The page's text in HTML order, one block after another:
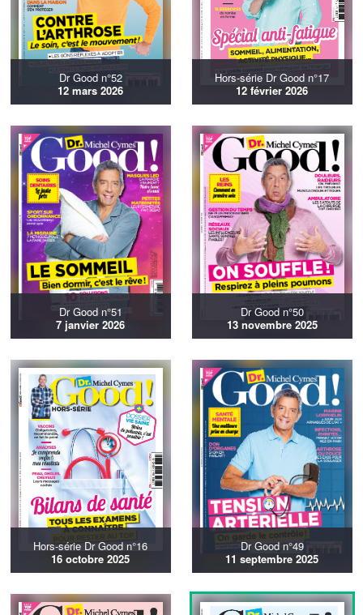
Dr Good n°52
12 mars 2026
Hors-série Dr Good n°17
12 février 2026
Dr Good n°51
7 janvier 2026
Dr Good n°50
13 novembre 2025
Hors-série Dr Good n°16
16 octobre 2025
Dr Good n°49
11 septembre 2025